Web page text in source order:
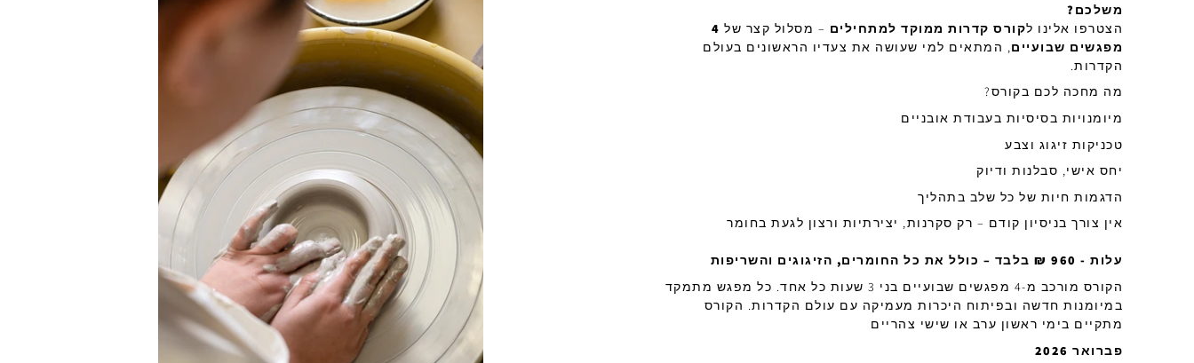
משלכם?
הצטרפו אלינו לקורס קדרות ממוקד למתחילים – מסלול קצר של 4
מפגשים שבועיים, המתאים למי שעושה את צעדיו הראשונים בעולם
הקדרות.
מה מחכה לכם בקורס?
מיומנויות בסיסיות בעבודת אובניים
טכניקות זיגוג וצבע
יחס אישי, סבלנות ודיוק
הדגמות חיות של כל שלב בתהליך
אין צורך בניסיון קודם – רק סקרנות, יצירתיות ורצון לגעת בחומר
עלות - 960 ₪ בלבד – כולל את כל החומרים, הזיגוגים והשריפות
הקורס מורכב מ-4 מפגשים שבועיים בני 3 שעות כל אחד. כל מפגש מתמקד
במיומנות חדשה ובפיתוח היכרות מעמיקה עם עולם הקדרות. הקורס
מתקיים בימי ראשון ערב או שישי צהריים
פברואר 2026